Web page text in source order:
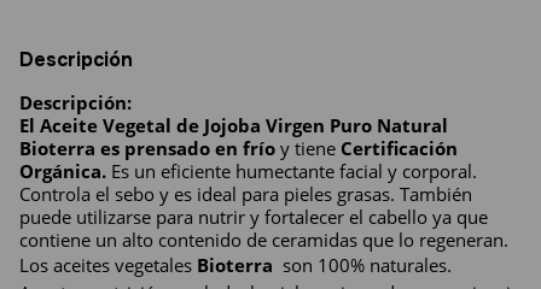
Descripción
Descripción:
El Aceite Vegetal de Jojoba Virgen Puro Natural
Bioterra es prensado en frío y tiene Certificación
Orgánica. Es un eficiente humectante facial y corporal.
Controla el sebo y es ideal para pieles grasas. También
puede utilizarse para nutrir y fortalecer el cabello ya que
contiene un alto contenido de ceramidas que lo regeneran.
Los aceites vegetales Bioterra son 100% naturales.